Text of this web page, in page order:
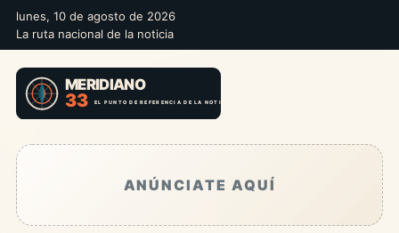
lunes, 10 de agosto de 2026
La ruta nacional de la noticia
ANÚNCIATE AQUÍ